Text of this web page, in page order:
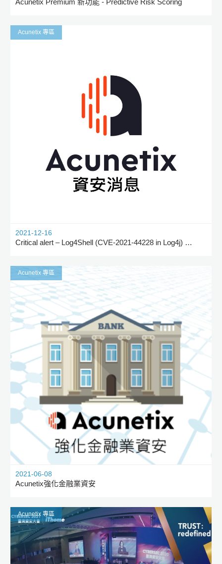
Acunetix Premium 新功能 - Predictive Risk Scoring
Acunetix 專區
2021-12-16
Critical alert – Log4Shell (CVE-2021-44228 in Log4j) – possibly the biggest impact vulnerability ever
Acunetix 專區
2021-06-08
Acunetix強化金融業資安
Acunetix 專區